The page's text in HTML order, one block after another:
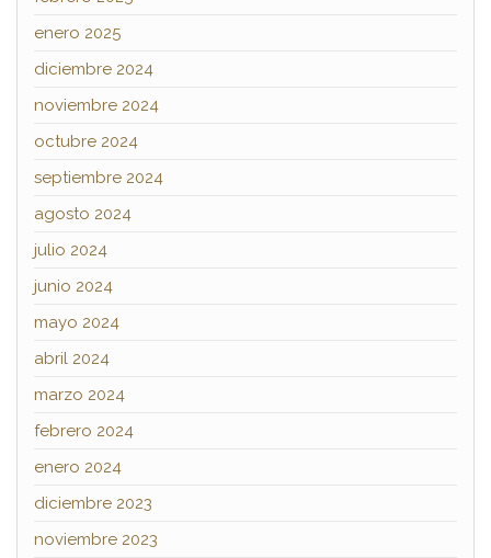
enero 2025
diciembre 2024
noviembre 2024
octubre 2024
septiembre 2024
agosto 2024
julio 2024
junio 2024
mayo 2024
abril 2024
marzo 2024
febrero 2024
enero 2024
diciembre 2023
noviembre 2023